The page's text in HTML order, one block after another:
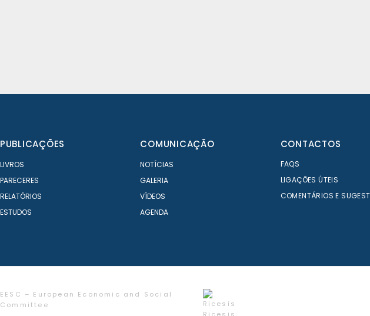
PUBLICAÇÕES
LIVROS
PARECERES
RELATÓRIOS
ESTUDOS
COMUNICAÇÃO
NOTÍCIAS
GALERIA
VÍDEOS
AGENDA
CONTACTOS
FAQS
LIGAÇÕES ÚTEIS
COMENTÁRIOS E
EESC – European Economic and Social
Committee